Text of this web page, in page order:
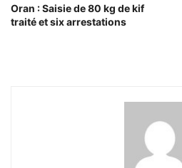
Oran : Saisie de 80 kg de kif
traité et six arrestations